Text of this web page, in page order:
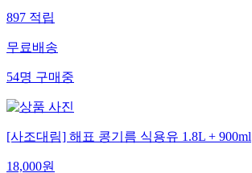
897적립
무료배송
54명구매중
[사조대림] 해표 콩기름 식용유 1.8L + 900ml